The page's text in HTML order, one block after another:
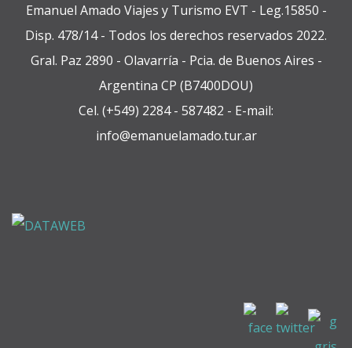
Emanuel Amado Viajes y Turismo EVT - Leg.15850 -
Disp. 478/14 - Todos los derechos reservados 2022.
Gral. Paz 2890 - Olavarría - Pcia. de Buenos Aires -
Argentina CP (B7400DOU)
Cel. (+549) 2284 - 587482 - E-mail:
info@emanuelamado.tur.ar